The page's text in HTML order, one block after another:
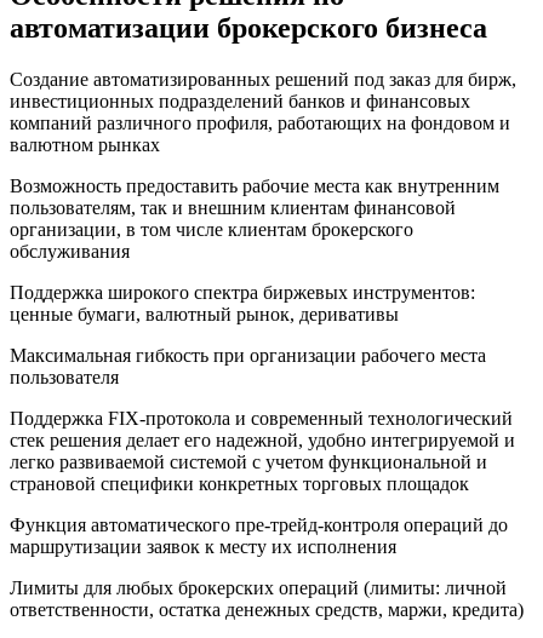
автоматизации брокерского бизнеса
Создание автоматизированных решений под заказ для бирж,
инвестиционных подразделений банков и финансовых
компаний различного профиля, работающих на фондовом и
валютном рынках
Возможность предоставить рабочие места как внутренним
пользователям, так и внешним клиентам финансовой
организации, в том числе клиентам брокерского
обслуживания
Поддержка широкого спектра биржевых инструментов:
ценные бумаги, валютный рынок, деривативы
Максимальная гибкость при организации рабочего места
пользователя
Поддержка FIX-протокола и современный технологический
стек решения делает его надежной, удобно интегрируемой и
легко развиваемой системой с учетом функциональной и
страновой специфики конкретных торговых площадок
Функция автоматического пре-трейд-контроля операций до
маршрутизации заявок к месту их исполнения
Лимиты для любых брокерских операций (лимиты: личной
ответственности, остатка денежных средств, маржи, кредита)